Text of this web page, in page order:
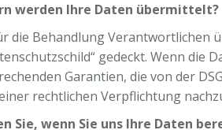
werden Ihre Daten übermittelt?
die Behandlung Verantwortlichen
gedeckt. Wenn
Garantien, die von der
rechtlichen Verpflichtung
Sie, wenn Sie uns Ihre Daten